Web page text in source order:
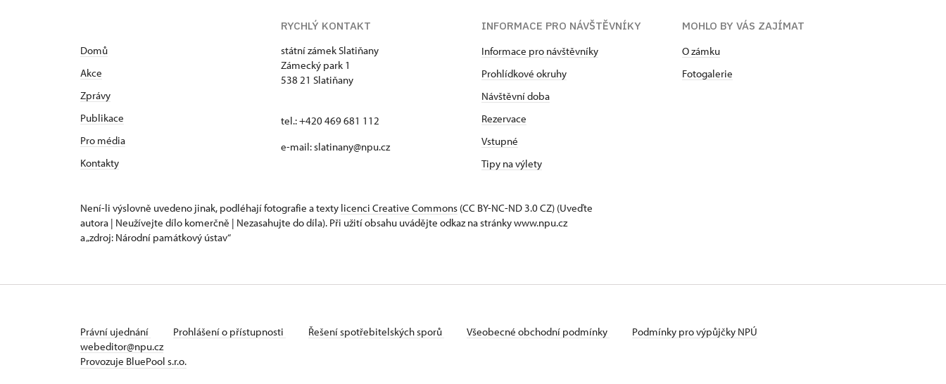
Domů
Akce
Zprávy
Publikace
Pro média
Kontakty
RYCHLÝ KONTAKT
státní zámek Slatiňany
Zámecký park 1
538 21 Slatiňany
tel.: +420 469 681 112
e-mail: slatinany@npu.cz
INFORMACE PRO NÁVŠTĚVNÍKY
Informace pro návštěvníky
Prohlídkové okruhy
Návštěvní doba
Rezervace
Vstupné
Tipy na výlety
MOHLO BY VÁS ZAJÍMAT
O zámku
Fotogalerie
Není-li výslovně uvedeno jinak, podléhají fotografie a texty licenci Creative Commons (CC BY-NC-ND 3.0 CZ) (Uveďte
autora | Neužívejte dílo komerčně | Nezasahujte do díla). Při užití obsahu uvádějte odkaz na stránky www.npu.cz
a „zdroj: Národní památkový ústav“
Právní ujednání Prohlášení o přístupnosti Řešení spotřebitelských sporů Všeobecné obchodní podmínky
Podmínky pro výpůjčky NPÚ
webeditor@npu.cz
Provozuje BluePool s.r.o.